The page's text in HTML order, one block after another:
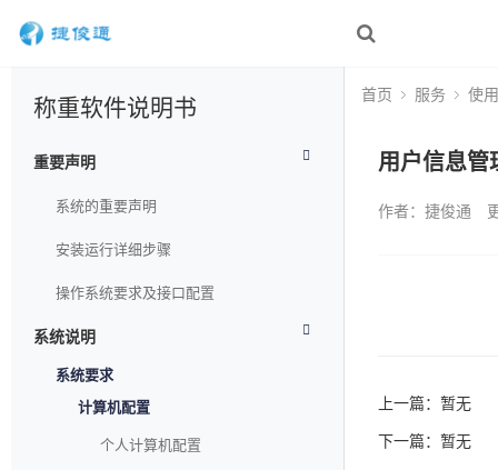
称重软件说明书
重要声明
系统的重要声明
安装运行详细步骤
操作系统要求及接口配置
系统说明
系统要求
计算机配置
个人计算机配置
首页 服务 使
用户信息管
作者：捷俊通
上一篇：暂无
下一篇：暂无